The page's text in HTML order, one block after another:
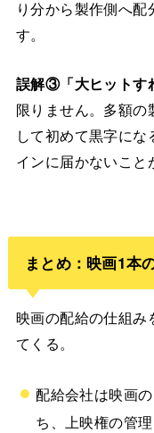
り分から製作側へ
す。
誤解③「大ヒットす
限りません。多額
して初めて黒字に
インに届かないこと
まとめ：映画1本
映画の配給の仕組み
てくる。
配給会社は映画
ち、上映権の管